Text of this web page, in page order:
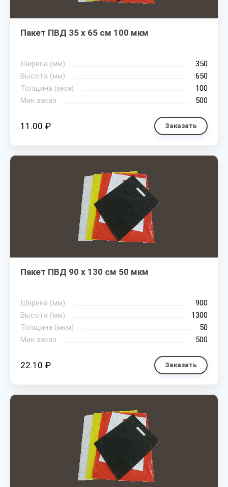
Пакет ПВД 35 х 65 см 100 мкм
Ширина (мм)
350
Высота (мм)
650
Толщина (мкм)
100
Мин.заказ
500
11.00 ₽ Заказать
Пакет ПВД 90 х 130 см 50 мкм
Ширина (мм)
900
Высота (мм)
1300
Толщина (мкм)
50
Мин.заказ
500
22.10 ₽ Заказать